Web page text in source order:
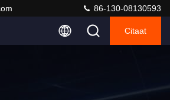
86-130-08130593
Citaat